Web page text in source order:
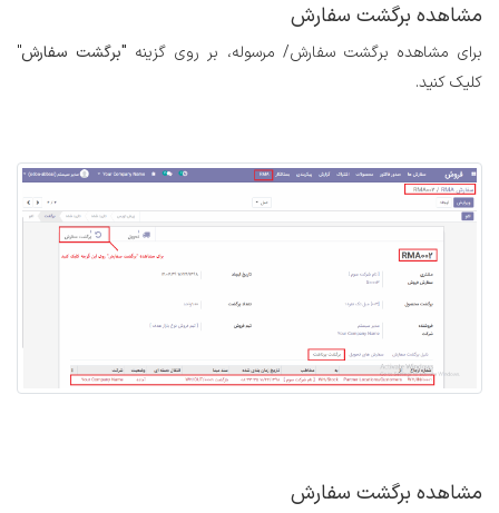
مشاهده برگشت سفارش
برای مشاهده برگشت سفارش/ مرسوله، بر روی گزینه "برگشت سفارش"
کلیک کنید.
مشاهده برگشت سفارش